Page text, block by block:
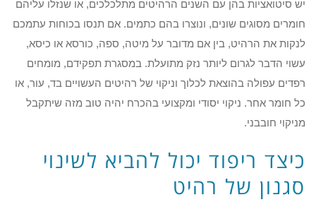
יש סיטואציות בהן עם השנים הרהיטים מתלכלכים, או שנזלו עליהם
חומרים מסוגים שונים, ונוצרו בהם כתמים. אם תנסו בכוחות עתמכם
לנקות את הרהיט, בין אם מדובר על מיטה, ספה, כורסא או כיסא,
עשוי הדבר לגרום ליותר נזק מתועלת. במסגרת תפקידם, מומחים
רפדים עפולה בהוצאת לכלוך וניקוי של רהיטים העשויים בד, עור, או
כל חומר אחר. ניקוי יסודי ומקצועי בהכרח יהיה טוב מזה שיתקבל
מניקוי חובבני.
כיצד ריפוד יכול להביא לשינוי
סגנון של רהיט